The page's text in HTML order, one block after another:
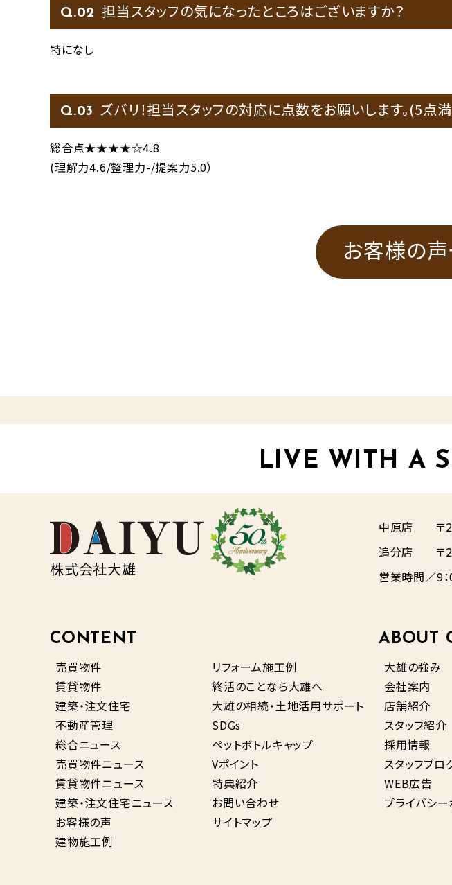
Q. 担当スタッフの気になったところはございますか？
特になし
Q. ズバリ！担当スタッフの対応に点数をお願いします。(5点
総合点★★★★☆4.8
(理解力4.6/整理力-/提案力5.0）
お客様の
LIVE WITH A
株式会社大雄
中原店 〒
追分店
〒
営業時間／9
CONTENT
売買物件
賃貸物件
建築・注文住宅
不動産管理
総合ニュース
売買物件ニュース
賃貸物件ニュース
建築・注文住宅ニュース
お客様の声
建物施工例
リフォーム施工例
終活のことなら大雄へ
大雄の相続・土地活用サポート
SDGs
ペットボトルキャップ
Vポイント
特典紹介
お問い合わせ
サイトマップ
ABOUT
大雄の強み
会社案内
店舗紹介
スタッフ紹介
採用情報
スタッフブロ
WEB広告
プライバシー